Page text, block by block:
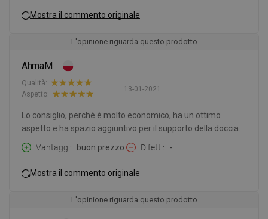
Mostra il commento originale
L'opinione riguarda questo prodotto
AhmaM
13-01-2021
Qualità:
Aspetto:
Lo consiglio, perché è molto economico, ha un ottimo
aspetto e ha spazio aggiuntivo per il supporto della doccia.
Vantaggi
buon prezzo. Difetti -
Mostra il commento originale
L'opinione riguarda questo prodotto